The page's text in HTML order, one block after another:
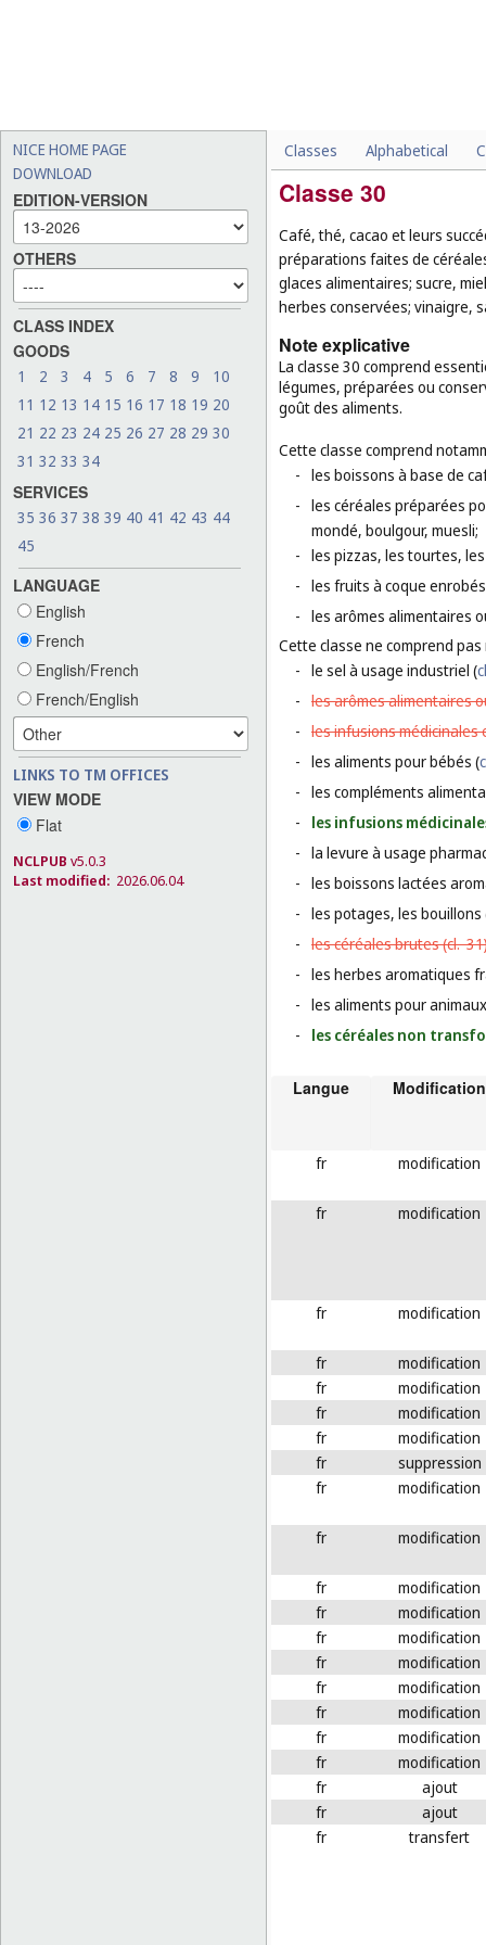
NICE HOME PAGE
DOWNLOAD
EDITION-VERSION
OTHERS
CLASS INDEX
GOODS
1 2 3 4 5 6 7 8 9
10
11 12 13 14 15 16 17 18 19 20
21 22 23 24 25 26 27 28 29 30
31 32 33 34
SERVICES
35 36 37 38 39 40 41 42 43 44
45
LANGUAGE
English
French
English/French
French/English
LINKS TO TM OFFICES
VIEW MODE
Flat
NCLPUB v5.0.3
Last modified: 2026.06.04
Classes Alphabetical
Classe 30
Café, thé, cacao et leurs
préparations faites de
glaces alimentaires; sucre,
herbes conservées; vinaigre,
Note explicative
La classe 30 comprend
légumes, préparées ou
goût des aliments.
Cette classe comprend
- les boissons à base de
- les céréales préparées
mondé, boulgour, muesli;
- les pizzas, les tourtes,
- les fruits à coque
- les arômes alimentaires
Cette classe ne comprend
- le sel à usage industriel (
- les arômes alimentaires
- les infusions médicinales
- les aliments pour bébés (
- les compléments
-
les infusions
- la levure à usage
- les boissons lactées
- les potages, les bouillons
- les céréales brutes (cl. 31
- les herbes aromatiques
- les aliments pour
-
les céréales non
Langue Modification
fr modification
fr modification
fr modification
fr
modification
fr
modification
fr
modification
fr
modification
fr
suppression
fr
modification
fr modification
fr
modification
fr
modification
fr
modification
fr
modification
fr
modification
fr
modification
fr
modification
fr
modification
fr
ajout
fr
ajout
fr
transfert